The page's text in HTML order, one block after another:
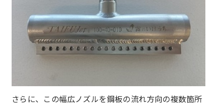
さらに、この幅広ノズルを鋼板の流れ方向の複数箇所